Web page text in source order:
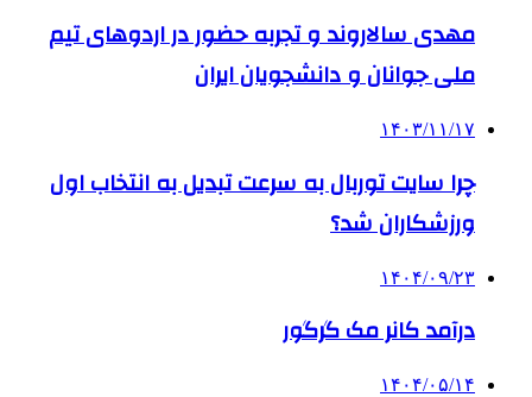
مهدی سالاروند و تجربه حضور در اردوهای تیم
ملی جوانان و دانشجویان ایران
۱۴۰۳/۱۱/۱۷
چرا سایت توربال به ‌سرعت تبدیل به انتخاب اول
ورزشکاران شد؟
۱۴۰۴/۰۹/۲۳
درآمد کانر مک گرگور
۱۴۰۴/۰۵/۱۴